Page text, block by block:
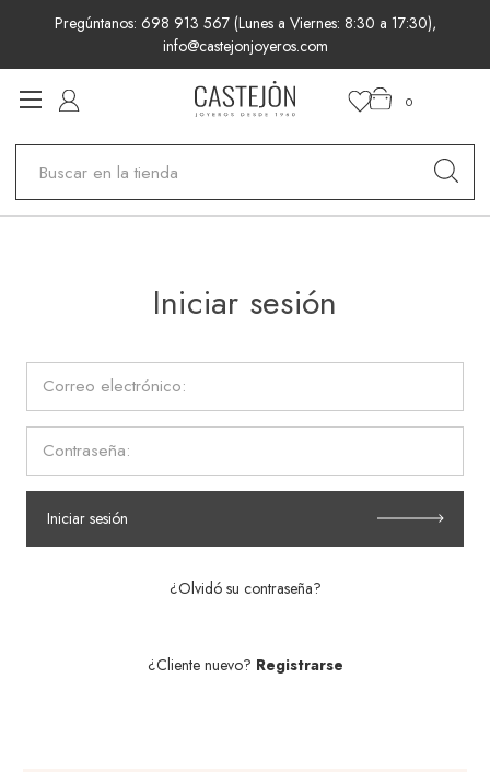
Pregúntanos: 698 913 567 (Lunes a Viernes: 8:30 a 17:30),
info@castejonjoyeros.com
0
Iniciar sesión
Iniciar sesión
¿Olvidó su contraseña?
¿Cliente nuevo? Registrarse